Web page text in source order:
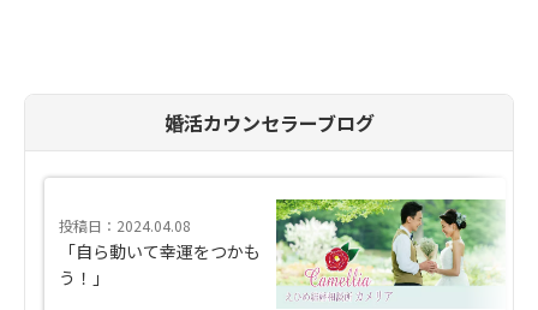
婚活カウンセラーブログ
投稿日：2024.04.08
「自ら動いて幸運をつかも
う！」